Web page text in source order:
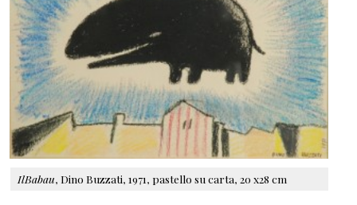
IlBabau, Dino Buzzati, 1971, pastello su carta, 20 x28 cm